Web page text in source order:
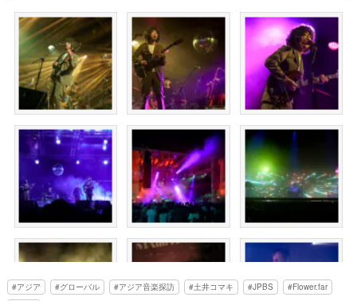
アジア グローバル アジア音楽探訪 土井コマキ JPBS
Flower.far